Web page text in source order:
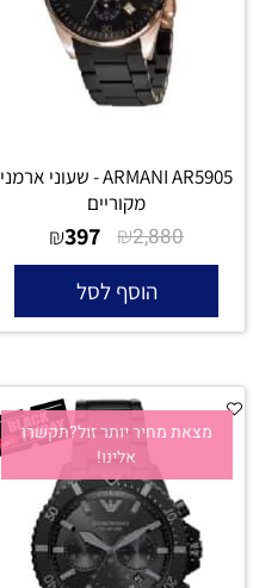
ARMANI AR5905 - שעוני ארמני
מקוריים
₪2,880
₪397
הוסף לסל
מצאת מחיר יותר זול?תקשרו
אלינו!